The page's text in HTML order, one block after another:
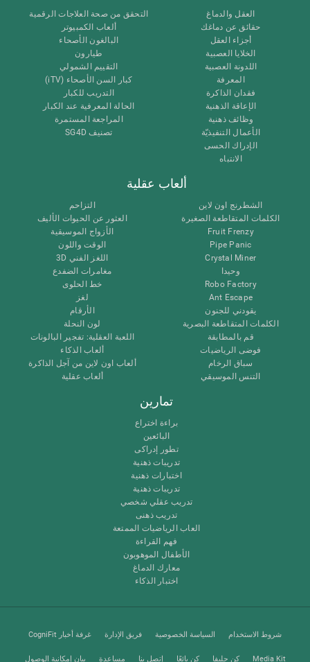
العقل والدماغ
حقائق عن دماغك
أجزاء العقل
الخلايا العصبية
اللدونة العصبية
المعرفة
فقدان الذاكرة
الإعاقة الذهنية
وظائف ذهنية
الأعمال التنفيذيّة
الإدراك الحسى
الانتباه
التحقق من صحة العلاجات الرقمية
ألعاب الكمبيوتر
البالغون الأصحاء
طيارون
التقييم الشمولي
كبار السن الأصحاء (iTV)
التدريب للكبار
الحالة المعرفية عند الكبار
المراجعة المستمرة
تصنيف SG4D
ألعاب عقلية
الشطرنج اون لاين
الكلمات المتقاطعة الصغيرة
Fruit Frenzy
Pipe Panic
Crystal Miner
وحيدا
Robo Factory
Ant Escape
يقودني للجنون
الكلمات المتقاطعة البصرية
قم بالمطابقة
فوضى الرياضيات
سباق الرخام
التنس الموسيقي
التزاحم
العثور عن الحيوات الأليف
الأزواج الموسيقية
الوقت واللون
اللغز الفني 3D
مغامرات الضفدع
خط الحلوى
لغز
الأرقام
لون النحلة
اللعبة العقلية: تفجير البالونات
ألعاب الذكاء
ألعاب اون لاين من آجل الذاكرة
ألعاب عقلية
تمارين
براءة اختراع
البائعين
تطور إدراكى
تدريبات ذهنية
اختبارات ذهنية
تدريبات ذهنية
تدريب عقلي شخصي
تدريب ذهنى
العاب الرياضيات الممتعة
فهم القراءة
الأطفال الموهوبون
معارك الدماغ
اختبار الذكاء
شروط الاستخدام السياسة الخصوصية فريق الإدارة غرفة أخبار CogniFit
Media Kit كن حليفا كن بائعًا إتصل بنا مساعدة بيان إمكانية الوصول